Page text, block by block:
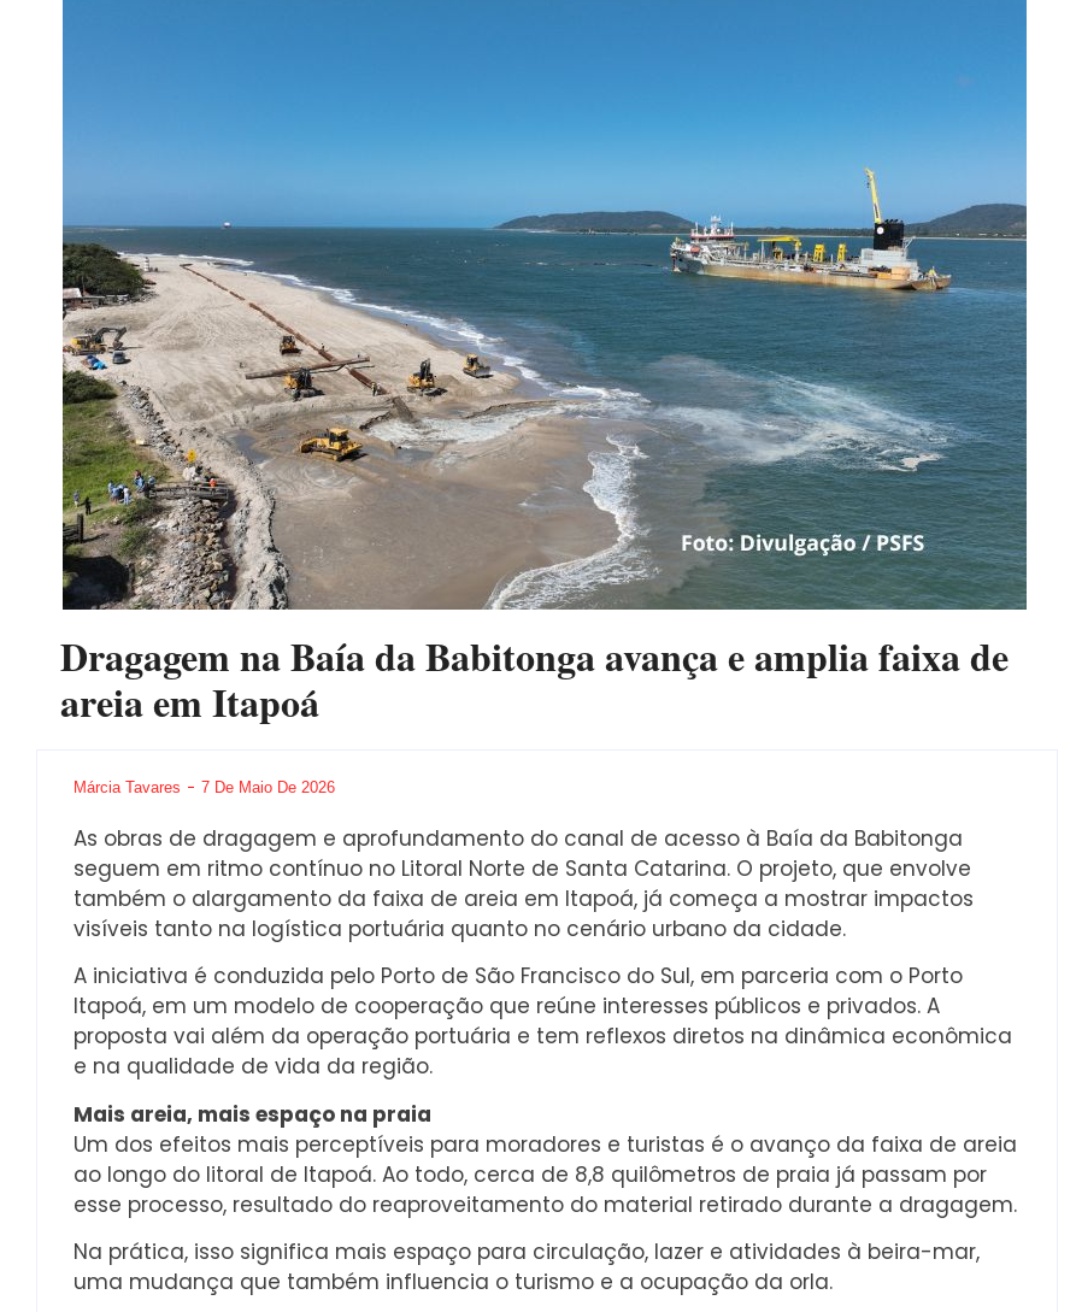
Dragagem na Baía da Babitonga avança e amplia faixa de
areia em Itapoá
Márcia Tavares 7 De Maio De 2026
As obras de dragagem e aprofundamento do canal de acesso à Baía da Babitonga
seguem em ritmo contínuo no Litoral Norte de Santa Catarina. O projeto, que envolve
também o alargamento da faixa de areia em Itapoá, já começa a mostrar impactos
visíveis tanto na logística portuária quanto no cenário urbano da cidade.
A iniciativa é conduzida pelo Porto de São Francisco do Sul, em parceria com o Porto
Itapoá, em um modelo de cooperação que reúne interesses públicos e privados. A
proposta vai além da operação portuária e tem reflexos diretos na dinâmica econômica
e na qualidade de vida da região.
Mais areia, mais espaço na praia
Um dos efeitos mais perceptíveis para moradores e turistas é o avanço da faixa de areia
ao longo do litoral de Itapoá. Ao todo, cerca de 8,8 quilômetros de praia já passam por
esse processo, resultado do reaproveitamento do material retirado durante a dragagem.
Na prática, isso significa mais espaço para circulação, lazer e atividades à beira-mar,
uma mudança que também influencia o turismo e a ocupação da orla.